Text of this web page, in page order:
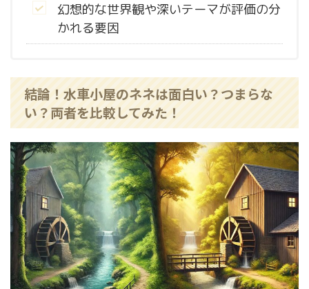
幻想的な世界観や深いテーマが評価の分
かれる要因
結論！水車小屋のネネは面白い？つまらな
い？両者を比較してみた！